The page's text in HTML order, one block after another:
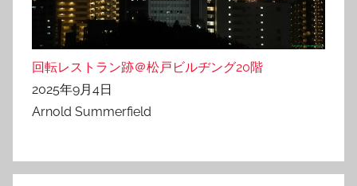
回転レストラン跡＠松戸ビルヂング20階
2025年9月4日
Arnold Summerfield